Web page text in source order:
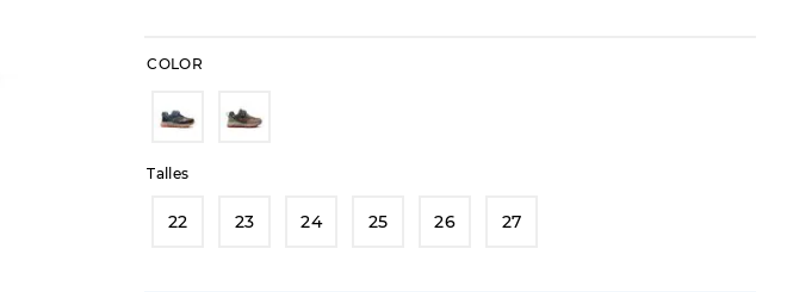
COLOR
Talles
22 23 24 25 26 27